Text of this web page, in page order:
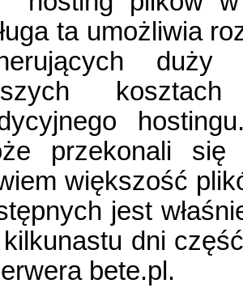
ta umożliwia
przekonali
większość
jest
dni
bete.pl.